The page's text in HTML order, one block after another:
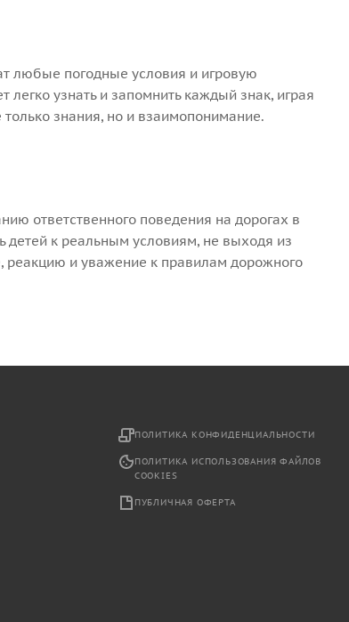
любые погодные условия и игровую
легко узнать и запомнить каждый знак, играя
знания, но и взаимопонимание.
ответственного поведения на дорогах в
к реальным условиям, не выходя из
реакцию и уважение к правилам дорожного
ПОЛИТИКА КОНФИДЕНЦИАЛЬНОСТИ
ПОЛИТИКА ИСПОЛЬЗОВАНИЯ ФАЙЛОВ
COOKIES
ПУБЛИЧНАЯ ОФЕРТА